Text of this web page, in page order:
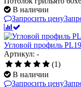
В наличии
Запросить цену
Угловой профиль
Артикул: -
(1)
В наличии
Запросить цену